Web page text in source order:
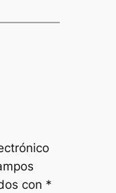
con *